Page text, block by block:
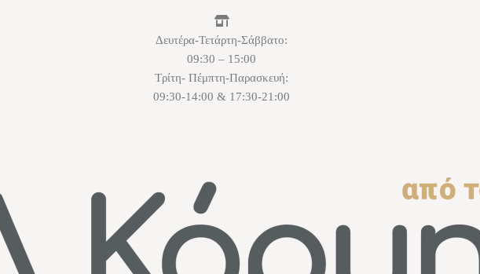
Δευτέρα-Τετάρτη-Σάββατο:
09:30 – 15:00
Τρίτη- Πέμπτη-Παρασκευή:
09:30-14:00 & 17:30-21:00